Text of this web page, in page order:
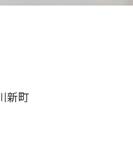
新町